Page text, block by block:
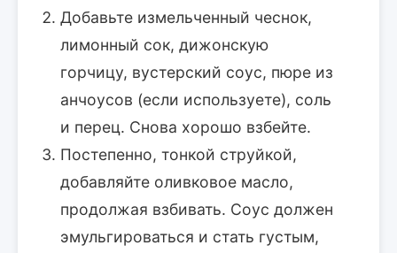
Добавьте измельченный чеснок,
лимонный сок, дижонскую
горчицу, вустерский соус, пюре из
анчоусов (если используете), соль
и перец. Снова хорошо взбейте.
Постепенно, тонкой струйкой,
добавляйте оливковое масло,
продолжая взбивать. Соус должен
эмульгироваться и стать густым,